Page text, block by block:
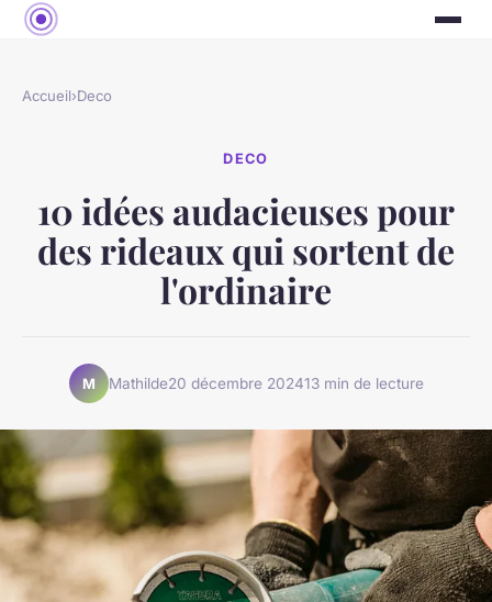
Accueil›Deco
DECO
10 idées audacieuses pour
des rideaux qui sortent de
l'ordinaire
M Mathilde20 décembre 202413 min de lecture